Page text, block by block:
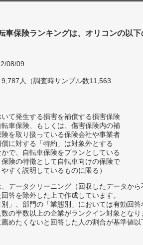
車保険ランキングは、オリコンの以下
08/09
9,787人（調査時サンプル数11,563
て発生する損害を補償する損害保険
車保険、もしくは、傷害保険内の補
を取り扱っている保険会社や事業者
に対する「特約」は対象外とする
で、自転車保険をプランとしている
険の特徴として自転車向けの保険で
すく説明しているものに限る）
データクリーニング（回収したデータから
答を除外した上で作成しています。
」、部門の「業態別」においては有効回
の半数以上の企業がランクイン対象となり
めたくないと回答した人の割合が基準値以